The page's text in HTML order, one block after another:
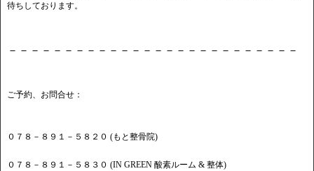
待ちしております。
－－－－－－－－－－－－－－－－－－－－－－－－－－
ご予約、お問合せ：
０７８－８９１－５８２０ (もと整骨院)
０７８－８９１－５８３０ (IN GREEN 酸素ルーム & 整体)